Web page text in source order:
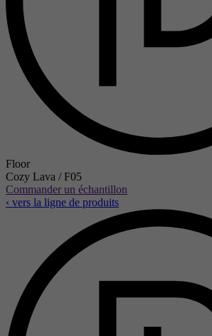
Floor
Cozy Lava / F05
Commander un échantillon
‹ vers la ligne de produits